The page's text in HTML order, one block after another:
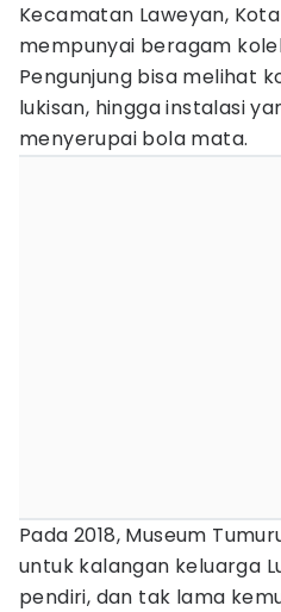
Kecamatan Laweyan,
mempunyai beragam
Pengunjung bisa melihat
lukisan, hingga instalasi
menyerupai bola mata.
Pada 2018, Museum
untuk kalangan keluarga
pendiri, dan tak lama